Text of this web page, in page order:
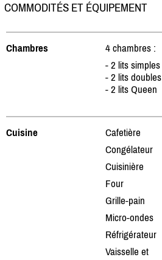
COMMODITÉS ET ÉQUIPEMENT
Chambres
4 chambres :
- 2 lits simples
- 2 lits doubles
- 2 lits Queen
Cuisine
Cafetière
Congélateur
Cuisinière
Four
Grille-pain
Micro-ondes
Réfrigérateur
Vaisselle et